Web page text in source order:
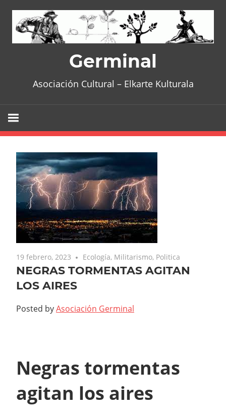
content
Germinal
Asociación Cultural – Elkarte Kulturala
19 febrero, 2023 Ecología, Militarismo, Politica
NEGRAS TORMENTAS AGITAN
LOS AIRES
Posted byAsociación Germinal
Negras tormentas
agitan los aires